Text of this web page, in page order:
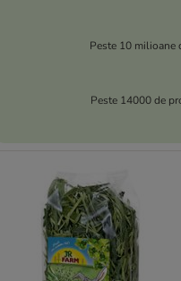
Peste 10 milioane
Peste 14000 de